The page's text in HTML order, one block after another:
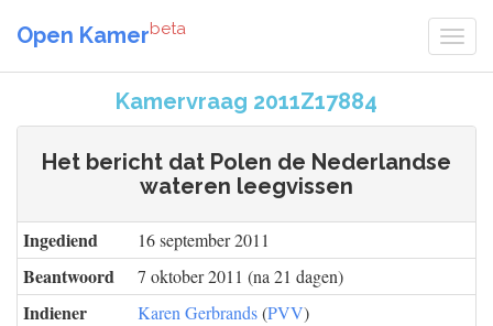
Open Kamerbeta
Kamervraag 2011Z17884
Het bericht dat Polen de Nederlandse
wateren leegvissen
Ingediend 16 september 2011
Beantwoord 7 oktober 2011 (na 21 dagen)
Indiener Karen Gerbrands(PVV)